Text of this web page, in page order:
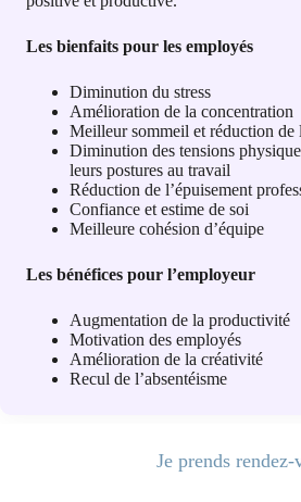
Les bienfaits pour les employés
Diminution du stress
Amélioration de la concentration
Meilleur sommeil et réduction de
Diminution des tensions
leurs postures au travail
Réduction de l’épuisement
Confiance et estime de soi
Meilleure cohésion d’équipe
Les bénéfices pour l’employeur
Augmentation de la productivité
Motivation des employés
Amélioration de la créativité
Recul de l’absentéisme
Je prends rendez-